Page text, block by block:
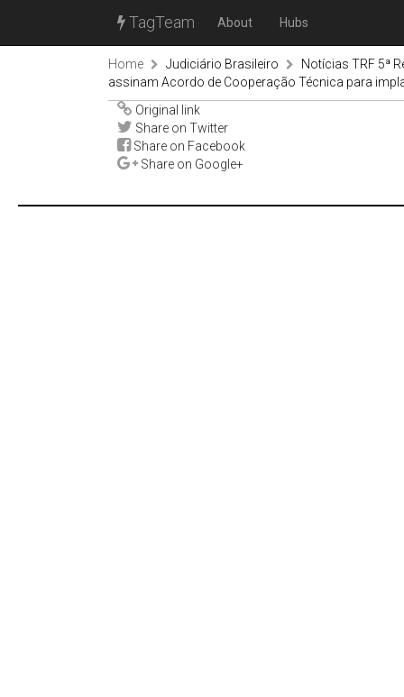
TagTeam About Hubs
Home Judiciário Brasileiro
Notícias TRF 5ª
assinam Acordo de Cooperação Técnica para
Original link
Share on Twitter
Share on Facebook
Share on Google+